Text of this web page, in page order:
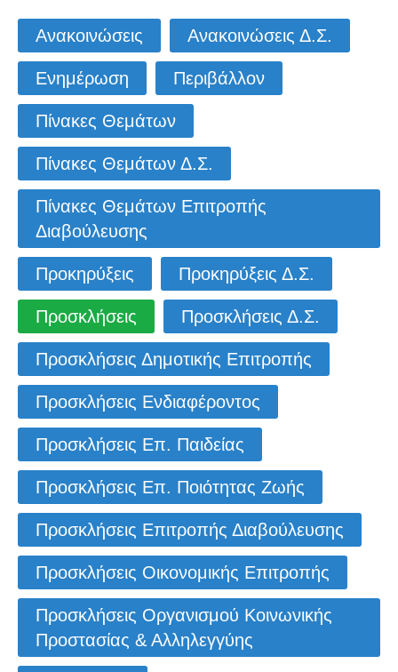
Ανακοινώσεις Ανακοινώσεις Δ.Σ.
Ενημέρωση Περιβάλλον
Πίνακες Θεμάτων
Πίνακες Θεμάτων Δ.Σ.
Πίνακες Θεμάτων Επιτροπής
Διαβούλευσης
Προκηρύξεις Προκηρύξεις Δ.Σ.
Προσκλήσεις Προσκλήσεις Δ.Σ.
Προσκλήσεις Δημοτικής Επιτροπής
Προσκλήσεις Ενδιαφέροντος
Προσκλήσεις Επ. Παιδείας
Προσκλήσεις Επ. Ποιότητας Ζωής
Προσκλήσεις Επιτροπής Διαβούλευσης
Προσκλήσεις Οικονομικής Επιτροπής
Προσκλήσεις Οργανισμού Κοινωνικής
Προστασίας & Αλληλεγγύης